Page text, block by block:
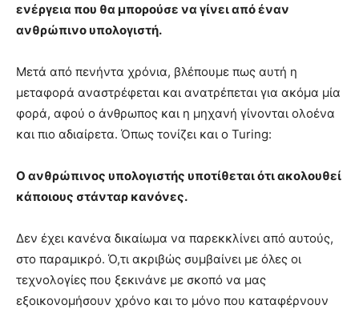
ενέργεια που θα μπορούσε να γίνει από έναν
ανθρώπινο υπολογιστή.
Μετά από πενήντα χρόνια, βλέπουμε πως αυτή η
μεταφορά αναστρέφεται και ανατρέπεται για ακόμα μία
φορά, αφού ο άνθρωπος και η μηχανή γίνονται ολοένα
και πιο αδιαίρετα. Όπως τονίζει και ο Turing:
Ο ανθρώπινος υπολογιστής υποτίθεται ότι ακολουθεί
κάποιους στάνταρ κανόνες.
Δεν έχει κανένα δικαίωμα να παρεκκλίνει από αυτούς,
στο παραμικρό. Ό,τι ακριβώς συμβαίνει με όλες οι
τεχνολογίες που ξεκινάνε με σκοπό να μας
εξοικονομήσουν χρόνο και το μόνο που καταφέρνουν